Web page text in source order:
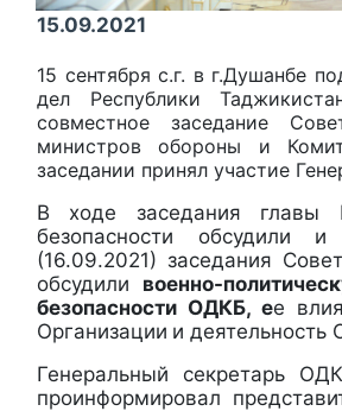
15.09.2021
15 сентября с.г. в г.Душанбе
дел Республики
совместное заседание
министров обороны и
заседании принял участие
В ходе заседания главы
безопасности обсудили
(16.09.2021) заседания
обсудили военно-
безопасности ОДКБ, ее
Организации и деятельность
Генеральный секретарь
проинформировал